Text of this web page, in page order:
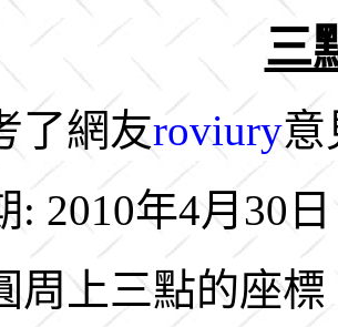
三
了網友roviury意
: 2010年4月30日
周上三點的座